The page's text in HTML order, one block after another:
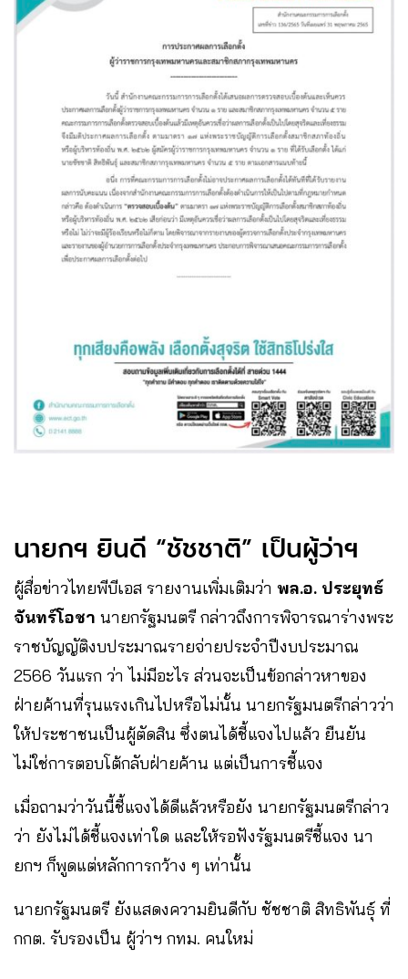
นายกฯ ยินดี “ชัชชาติ” เป็นผู้ว่าฯ
ผู้สื่อข่าวไทยพีบีเอส รายงานเพิ่มเติมว่า พล.อ. ประยุทธ์
จันทร์โอชา นายกรัฐมนตรี กล่าวถึงการพิจารณาร่างพระ
ราชบัญญัติงบประมาณรายจ่ายประจำปีงบประมาณ
2566 วันแรก ว่า ไม่มีอะไร ส่วนจะเป็นข้อกล่าวหาของ
ฝ่ายค้านที่รุนแรงเกินไปหรือไม่นั้น นายกรัฐมนตรีกล่าวว่า
ให้ประชาชนเป็นผู้ตัดสิน ซึ่งตนได้ชี้แจงไปแล้ว ยืนยัน
ไม่ใช่การตอบโต้กลับฝ่ายค้าน แต่เป็นการชี้แจง
เมื่อถามว่าวันนี้ชี้แจงได้ดีแล้วหรือยัง นายกรัฐมนตรีกล่าว
ว่า ยังไม่ได้ชี้แจงเท่าใด และให้รอฟังรัฐมนตรีชี้แจง นา
ยกฯ ก็พูดแต่หลักการกว้าง ๆ เท่านั้น
นายกรัฐมนตรี ยังแสดงความยินดีกับ ชัชชาติ สิทธิพันธุ์ ที่
กกต. รับรองเป็น ผู้ว่าฯ กทม. คนใหม่